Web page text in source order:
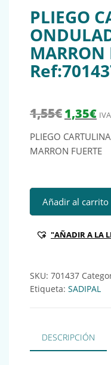
PLIEGO
MARRON
1,55€ El precio
1,35€El
PLIEGO
MARRON FUERTE
Añadir al carrito
"AÑADIR A LA
SKU: 701437
Etiqueta: SADIPAL
DESCRIPCIÓN